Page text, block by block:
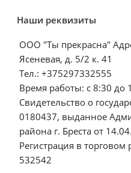
Наши реквизиты
ООО "Ты прекрасна"
Ясеневая, д. 5/2 к. 41
Тел.: +375297332555
Время работы: с 8:30 до
Свидетельство о
0180437, выданное
района г. Бреста от
Регистрация в
532542